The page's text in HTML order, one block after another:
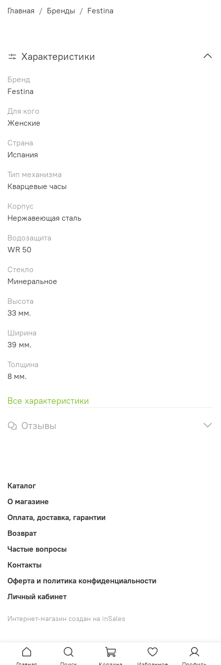
Главная Бренды Festina
Характеристики
Бренд
Festina
Для кого
Женские
Страна
Испания
Тип механизма
Кварцевые часы
Корпус
Нержавеющая сталь
Водозащита
WR 50
Стекло
Минеральное
Высота
33 мм.
Ширина
39 мм.
Толщина
8 мм.
Все характеристики
Отзывы
Каталог
О магазине
Оплата, доставка, гарантии
Возврат
Частые вопросы
Контакты
Оферта и политика конфиденциальности
Личный кабинет
Интернет-магазин создан на inSales